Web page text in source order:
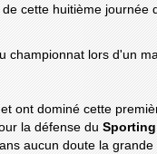
cette huitième journée
championnat lors d'un
ont dominé cette
la défense du Sporting
aucun doute la